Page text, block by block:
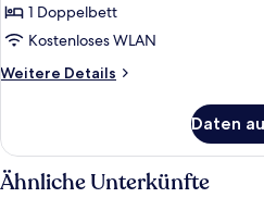
1 Doppelbett
Kostenloses WLAN
Weitere Details
Weitere
Double
Room
Daten
Ähnliche Unterkünfte